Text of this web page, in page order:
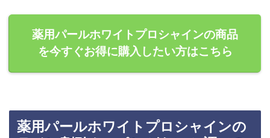
薬用パールホワイトプロシャインの商品
を今すぐお得に購入したい方はこちら
薬用パールホワイトプロシャインの